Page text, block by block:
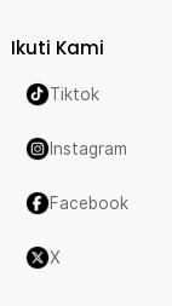
Ikuti Kami
Tiktok
Instagram
Facebook
X